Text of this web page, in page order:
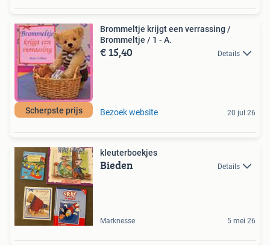
Scherpste prijs
Brommeltje krijgt een verrassing /
Brommeltje / 1 - A.
€ 15,40 Details
Bezoek website 20 jul 26
kleuterboekjes
Bieden Details
Marknesse 5 mei 26